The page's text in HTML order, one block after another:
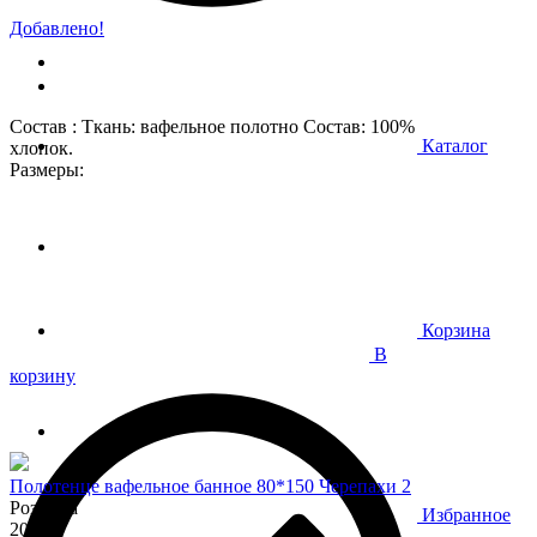
Добавлено!
Состав : Ткань: вафельное полотно Состав: 100%
хлопок.
Размеры:
В
корзину
Полотенце вафельное банное 80*150 Черепахи 2
Розница
200
Каталог
Корзина
Избранное